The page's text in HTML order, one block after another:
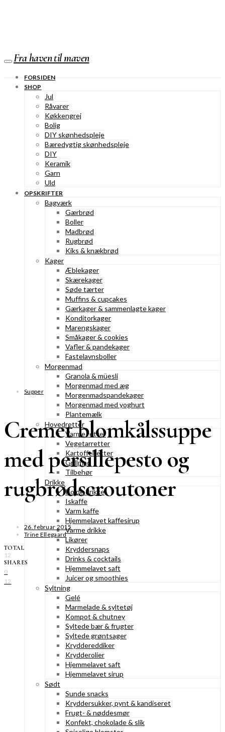
Fra haven til maven
FORSIDEN
SHOP
Jul
Råvarer
Køkkengrej
Bolig
DIY skønhedspleje
Bæredygtig skønhedspleje
DIY
Keramik
Garn
Uld
OPSKRIFTER
Bagværk
Gærbrød
Boller
Madbrød
Rugbrød
Kiks & knækbrød
Kager
Æblekager
Skærekager
Søde tærter
Muffins & cupcakes
Gærkager & sammenlagte kager
Konditorkager
Marengskager
Småkager & cookies
Vafler & pandekager
Fastelavnsboller
Morgenmad
Granola & müesli
Morgenmad med æg
Morgenmadspandekager
Morgenmad med yoghurt
Plantemælk
Hovedretter
Varme retter
Vegetarretter
Kartoffelretter
Grillmad
Tilbehør
Drikke
Kolde drikke
Iskaffe
Varm kaffe
Hjemmelavet kaffesirup
Varme drikke
Likører
Kryddersnaps
Drinks & cocktails
Hjemmelavet saft
Juicer og smoothies
Syltning
Gelé
Marmelade & syltetøj
Kompot & chutney
Syltede bær & frugter
Syltede grøntsager
Kryddereddiker
Krydderolier
Hjemmelavet saft
Hjemmelavet sirup
Sødt
Sunde snacks
Kryddersukker, pynt & kandiseret
Frugt- & nøddesmør
Konfekt, chokolade & slik
Supper
Cremet blomkålssuppe
med persillepesto og
rugbrødscroutoner
26. februar 2015
Trine Ellegaard
TOTAL
12
SHARES
0
12